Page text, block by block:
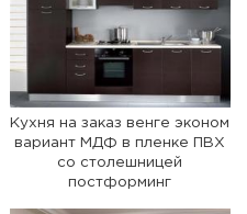
Кухня на заказ венге эконом
вариант МДФ в пленке ПВХ
со столешницей
постформинг